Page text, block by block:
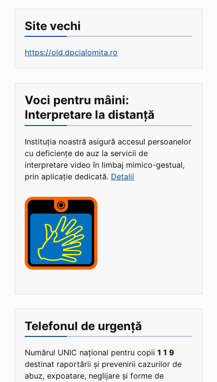
Site vechi
https://old.dpcialomita.ro
Voci pentru mâini:
Interpretare la distanță
Instituția noastră asigură accesul persoanelor
cu deficiențe de auz la servicii de
interpretare video în limbaj mimico-gestual,
prin aplicație dedicată. Detalii
Telefonul de urgență
Numărul UNIC național pentru copii 1 1 9
destinat raportării și prevenirii cazurilor de
abuz, expoatare, neglijare și forme de